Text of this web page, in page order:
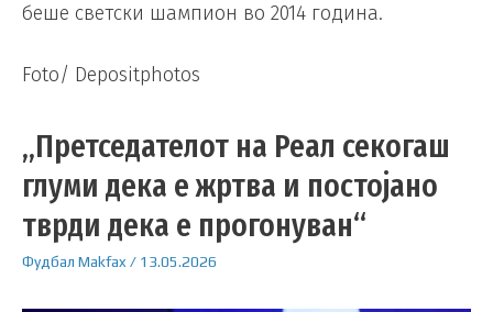
беше светски шампион во 2014 година.
Foto/ Depositphotos
„Претседателот на Реал секогаш
глуми дека е жртва и постојано
тврди дека е прогонуван“
Фудбал Makfax / 13.05.2026